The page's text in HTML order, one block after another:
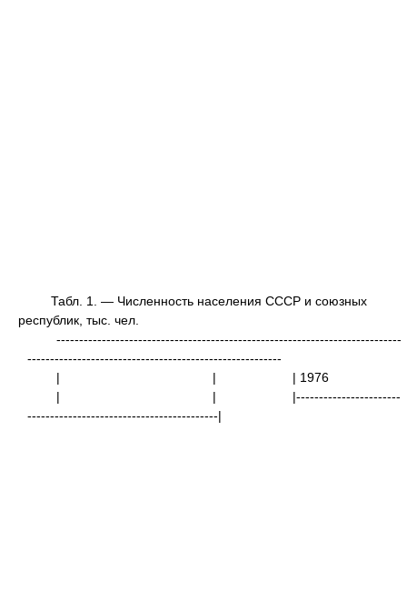
Табл. 1. — Численность населения СССР и союзных
республик, тыс. чел.
----------------------------------------------------------------------------
--------------------------------------------------------
| |
|
| |
|-----------------------
------------------------------------------|